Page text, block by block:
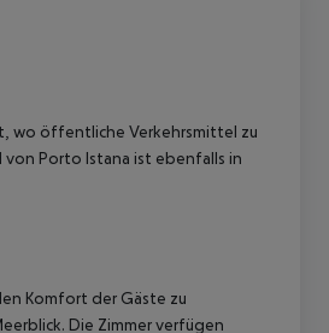
wo öffentliche Verkehrsmittel zu
von Porto Istana ist ebenfalls in
Komfort der Gäste zu
Die Zimmer verfügen